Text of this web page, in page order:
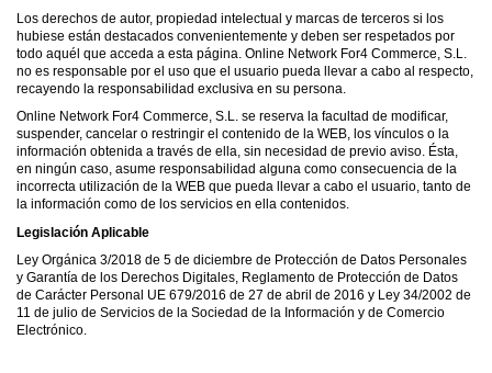
Los derechos de autor, propiedad intelectual y marcas de terceros si los
hubiese están destacados convenientemente y deben ser respetados por
todo aquél que acceda a esta página. Online Network For4 Commerce, S.L.
no es responsable por el uso que el usuario pueda llevar a cabo al respecto,
recayendo la responsabilidad exclusiva en su persona.
Online Network For4 Commerce, S.L. se reserva la facultad de modificar,
suspender, cancelar o restringir el contenido de la WEB, los vínculos o la
información obtenida a través de ella, sin necesidad de previo aviso. Ésta,
en ningún caso, asume responsabilidad alguna como consecuencia de la
incorrecta utilización de la WEB que pueda llevar a cabo el usuario, tanto de
la información como de los servicios en ella contenidos.
Legislación Aplicable
Ley Orgánica 3/2018 de 5 de diciembre de Protección de Datos Personales
y Garantía de los Derechos Digitales, Reglamento de Protección de Datos
de Carácter Personal UE 679/2016 de 27 de abril de 2016 y Ley 34/2002 de
11 de julio de Servicios de la Sociedad de la Información y de Comercio
Electrónico.